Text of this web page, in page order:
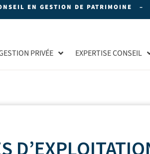
EN GESTION DE PATRIMOINE
PRIVÉE EXPERTISE CONSEIL